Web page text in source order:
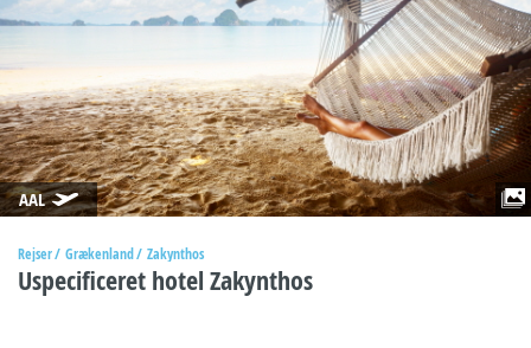
AAL
Rejser Grækenland Zakynthos
Uspecificeret hotel Zakynthos